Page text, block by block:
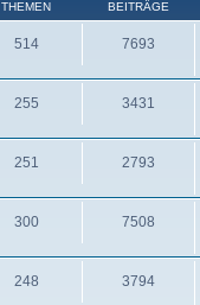
THEMEN BEITRÄGE
514 7693
255 3431
251 2793
300 7508
248 3794